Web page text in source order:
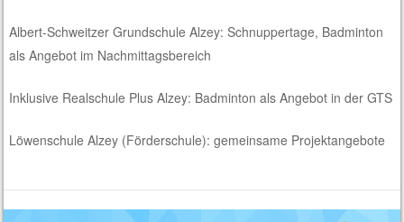
Albert-Schweitzer Grundschule Alzey: Schnuppertage, Badminton
als Angebot im Nachmittagsbereich
Inklusive Realschule Plus Alzey: Badminton als Angebot in der GTS
Löwenschule Alzey (Förderschule): gemeinsame Projektangebote